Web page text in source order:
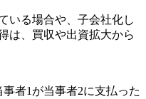
いる場合や、子会社化し
は、買収や出資拡大から
者1が当事者2に支払った